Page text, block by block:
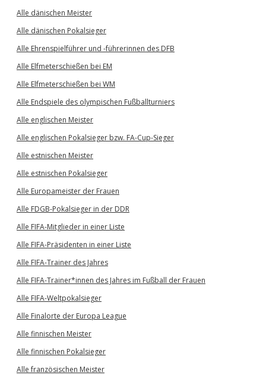
Alle dänischen Meister
Alle dänischen Pokalsieger
Alle Ehrenspielführer und -führerinnen des DFB
Alle Elfmeterschießen bei EM
Alle Elfmeterschießen bei WM
Alle Endspiele des olympischen Fußballturniers
Alle englischen Meister
Alle englischen Pokalsieger bzw. FA-Cup-Sieger
Alle estnischen Meister
Alle estnischen Pokalsieger
Alle Europameister der Frauen
Alle FDGB-Pokalsieger in der DDR
Alle FIFA-Mitglieder in einer Liste
Alle FIFA-Präsidenten in einer Liste
Alle FIFA-Trainer des Jahres
Alle FIFA-Trainer*innen des Jahres im Fußball der Frauen
Alle FIFA-Weltpokalsieger
Alle Finalorte der Europa League
Alle finnischen Meister
Alle finnischen Pokalsieger
Alle französischen Meister